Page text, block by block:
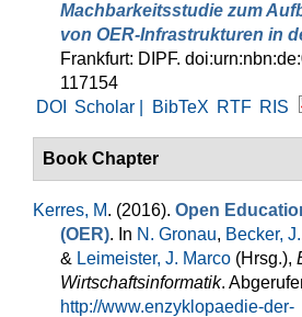
Machbarkeitsstudie zum
von OER-Infrastrukturen in
Frankfurt: DIPF.
117154
DOI
Scholar | BibTeX RTF RIS
Book Chapter
Kerres, M. (2016). Open
(OER). In N. Gronau, Becker, J.
& Leimeister, J. Marco (Hrsg.),
Wirtschaftsinformatik.
http://www.enzyklopaedie-der-